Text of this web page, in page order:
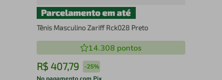
Tênis Masculino Zariff Rck028 Preto
14.308 pontos
R$ 407,79 -25%